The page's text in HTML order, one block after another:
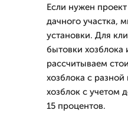
Если нужен
дачного участка,
установки. Для
бытовки хозблока
рассчитываем
хозблока с
хозблок с учетом
15 процентов.